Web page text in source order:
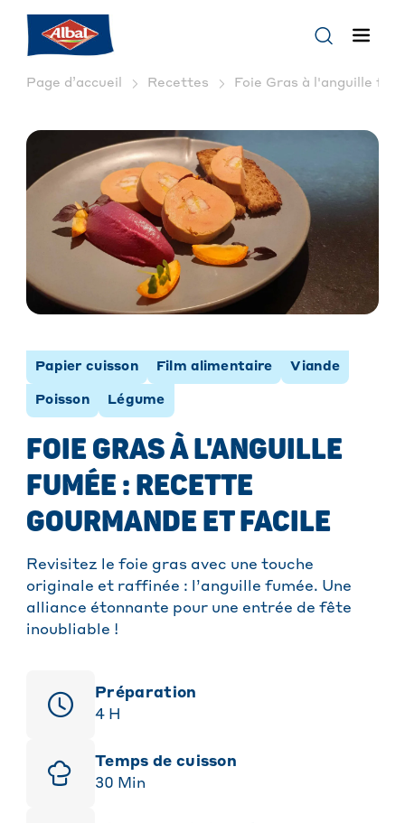
Page d’accueil Recettes Foie Gras à l'anguille
Papier cuisson Film alimentaire Viande
Poisson Légume
FOIE GRAS À L'ANGUILLE
FUMÉE : RECETTE
GOURMANDE ET FACILE
Revisitez le foie gras avec une touche
originale et raffinée : l’anguille fumée. Une
alliance étonnante pour une entrée de fête
inoubliable !
Préparation
4 H
Temps de cuisson
30 Min